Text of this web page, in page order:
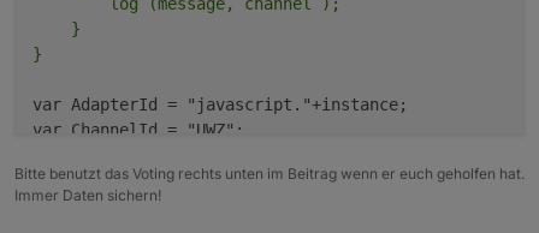
    }
var AdapterId = "javascript."+instance;
var ChannelId = "UWZ";
var forceInitStates = false;
var numOfWarnings = 3;
Bitte benutzt das Voting rechts unten im Beitrag wenn er euch geholfen hat.
Immer Daten sichern!